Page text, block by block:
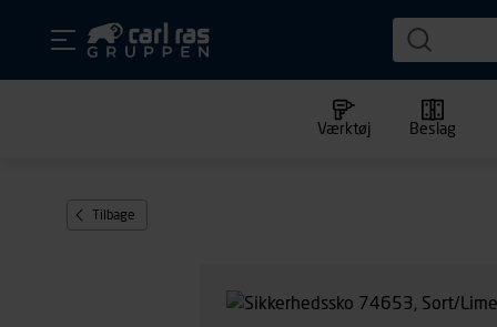
Værktøj Beslag
Tilbage